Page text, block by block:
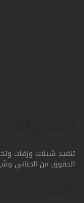
تنفيذ شيلات وزفات
الحقوق من الاغاني